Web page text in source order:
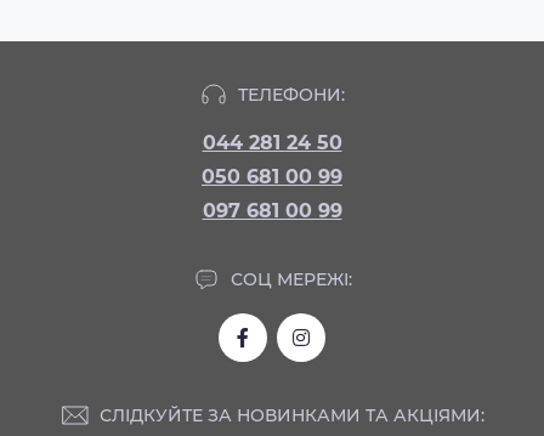
ТЕЛЕФОНИ:
044 281 24 50
050 681 00 99
097 681 00 99
СОЦ МЕРЕЖІ:
СЛІДКУЙТЕ ЗА НОВИНКАМИ ТА АКЦІЯМИ: